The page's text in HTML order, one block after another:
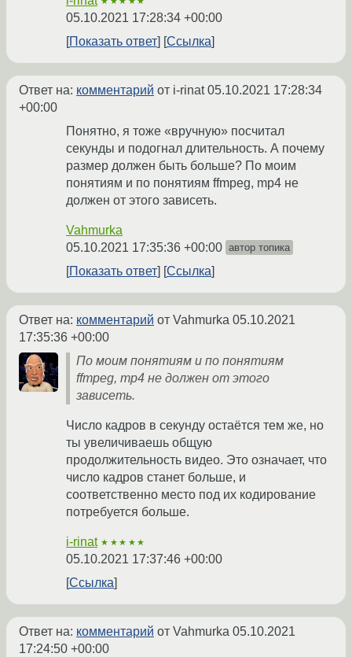
05.10.2021 17:28:34 +00:00
Показать ответ
Ссылка
Ответ на: комментарий от i-rinat05.10.2021 17:28:34
+00:00
Понятно, я тоже «вручную» посчитал
секунды и подогнал длительность. А почему
размер должен быть больше? По моим
понятиям и по понятиям ffmpeg, mp4 не
должен от этого зависеть.
Vahmurka
05.10.2021 17:35:36 +00:00 автор топика
Показать ответ Ссылка
Ответ на: комментарий от Vahmurka 05.10.2021
17:35:36 +00:00
По моим понятиям и по понятиям
ffmpeg, mp4 не должен от этого
зависеть.
Число кадров в секунду остаётся тем же, но
ты увеличиваешь общую
продолжительность видео. Это означает, что
число кадров станет больше, и
соответственно место под их кодирование
потребуется больше.
i-rinat ★★★★★
05.10.2021 17:37:46 +00:00
Ссылка
Ответ на: комментарий от Vahmurka 05.10.2021
17:24:50 +00:00